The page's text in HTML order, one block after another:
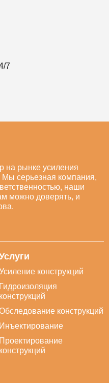
7
на рынке усиления
Мы серьезная компания,
наши
можно доверять, и
конструкций
Гидроизоляция
конструкций
конструкций
Инъектирование
Проектирование
конструкций